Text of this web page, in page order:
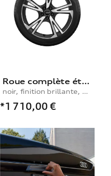
Roue complète été au design Falx à 5 branches
noir, finition brillante, 10,0Jx22, pneu 285/35 R22 106Y XL
*1 710,00 €